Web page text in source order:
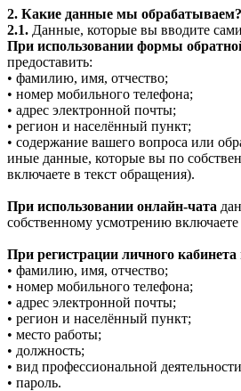
2. Какие данные мы обрабатываем?
2.1. Данные, которые вы вводите сами
При использовании формы
предоставить:
• фамилию, имя, отчество;
• номер мобильного телефона;
• адрес электронной почты;
• регион и населённый пункт;
• содержание вашего вопроса или
иные данные, которые вы по
включаете в текст обращения).
При использовании онлайн-чата
собственному усмотрению
При регистрации личного кабинета
• фамилию, имя, отчество;
• номер мобильного телефона;
• адрес электронной почты;
• регион и населённый пункт;
• место работы;
• должность;
• вид профессиональной
• пароль.